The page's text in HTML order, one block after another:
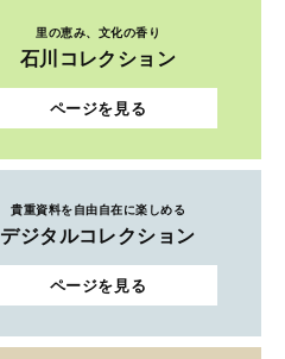
里の恵み、文化の香り
石川コレクション
ページを見る
貴重資料を自由自在に楽しめる
デジタルコレクション
ページを見る